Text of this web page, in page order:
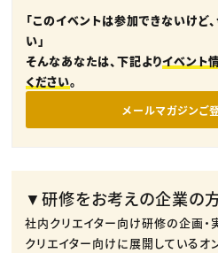
「このイベントは参加できないけど
い」
そんなあなたは、下記よりイベント
ください。
メールマガジンご
▼研修をお考えの企業の
社内クリエイター向け研修の企画・
クリエイター向けに展開しているオ